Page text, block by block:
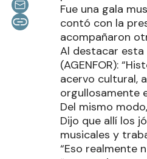
Fue una gala
contó con la
acompañaron
Al destacar esta
(AGENFOR):
acervo cultural,
orgullosamente
Del mismo
Dijo que allí los
musicales y
“Eso realmente